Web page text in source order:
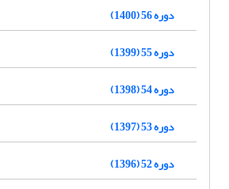
دوره 56 (1400)
دوره 55 (1399)
دوره 54 (1398)
دوره 53 (1397)
دوره 52 (1396)